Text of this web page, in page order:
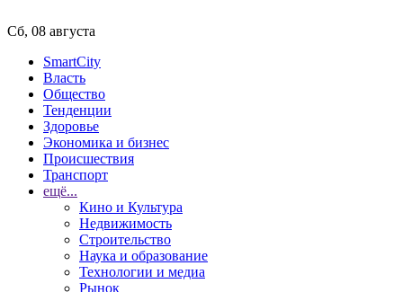
Сб, 08 августа
SmartCity
Власть
Общество
Тенденции
Здоровье
Экономика и бизнес
Происшествия
Транспорт
ещё...
Кино и Культура
Недвижимость
Строительство
Наука и образование
Технологии и медиа
Рынок